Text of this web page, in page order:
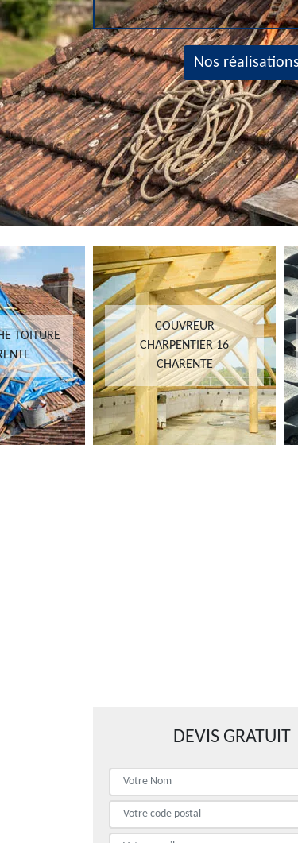
Nos réalisations
TOITURE
COUVREUR
CHARPENTIER 16
CHARENTE
DEVIS GRATUIT